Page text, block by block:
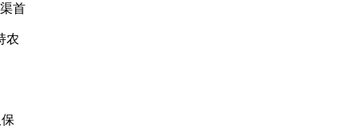
首
农